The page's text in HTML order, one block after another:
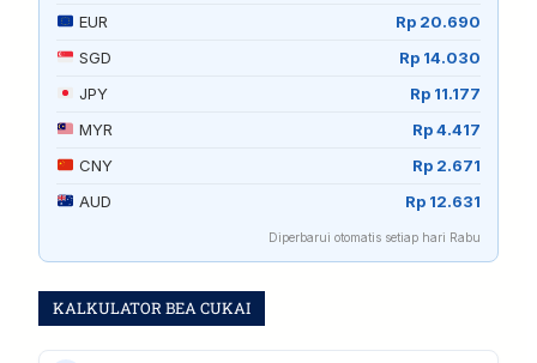
EUR
Rp 20.690
SGD
Rp 14.030
JPY
Rp 11.177
MYR
Rp 4.417
CNY
Rp 2.671
AUD
Rp 12.631
Diperbarui otomatis setiap hari Rabu
KALKULATOR BEA CUKAI